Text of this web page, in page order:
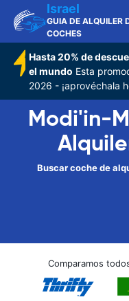
Israel
GUIA DE ALQUILER
COCHES
Hasta 20% de
el mundo Esta
2026 - ¡aprovéchala
Modi'in-
Buscar coche de
Comparamos